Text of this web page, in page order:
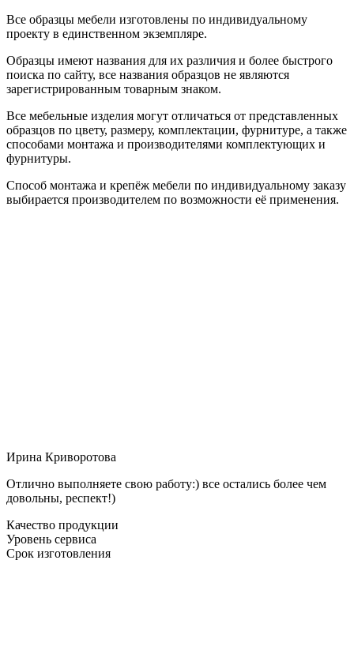
Все образцы мебели изготовлены по индивидуальному
проекту в единственном экземпляре.
Образцы имеют названия для их различия и более быстрого
поиска по сайту, все названия образцов не являются
зарегистрированным товарным знаком.
Все мебельные изделия могут отличаться от представленных
образцов по цвету, размеру, комплектации, фурнитуре, а также
способами монтажа и производителями комплектующих и
фурнитуры.
Способ монтажа и крепёж мебели по индивидуальному заказу
выбирается производителем по возможности её применения.
Ирина Криворотова
Отлично выполняете свою работу:) все остались более чем
довольны, респект!)
Качество продукции
Уровень сервиса
Срок изготовления